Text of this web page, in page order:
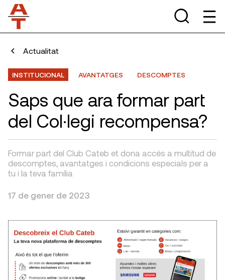
Actualitat
INSTITUCIONAL AVANTATGES DESCOMPTES
Saps que ara formar part
del Col·legi recompensa?
Formar part del Club Cateb et dona accés a multitud de
descomptes, avantatges i condicions especials per a
tu i la teva família
17 de gener de 2023